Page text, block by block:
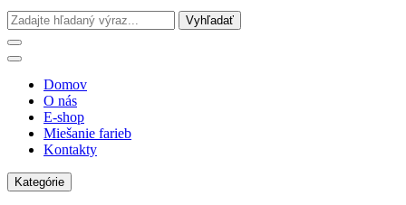
Vyhľadať
Domov
O nás
E-shop
Miešanie farieb
Kontakty
Kategórie